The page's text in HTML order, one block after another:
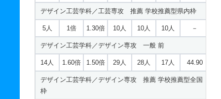
デザイン工芸学科／工芸専攻 推薦 学校推薦型県内枠
5人 1倍 1.30倍 10人 10人 10人 －
デザイン工芸学科／デザイン専攻 一般 前
14人 1.60倍 1.50倍 29人 28人 17人 44.90
デザイン工芸学科／デザイン専攻 推薦 学校推薦型全国
枠